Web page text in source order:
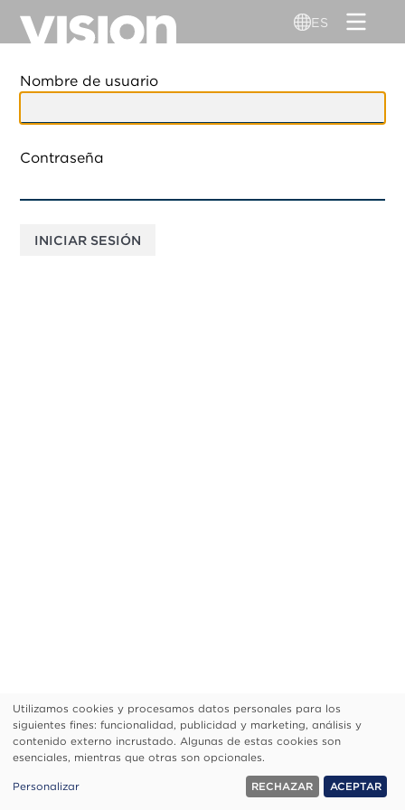
principal
ES
Nombre de usuario
Contraseña
Footer
¿Quiénes Somos?
Aviso De Privacidad
Configurar Cookies
© 1999, 2026 Visión.org. Todos los Derechos Reservados.
Uso
de
datos
personales
Utilizamos cookies y procesamos datos personales para los
siguientes fines: funcionalidad, publicidad y marketing, análisis y
contenido externo incrustado. Algunas de estas cookies son
esenciales, mientras que otras son opcionales.
Personalizar RECHAZAR ACEPTAR